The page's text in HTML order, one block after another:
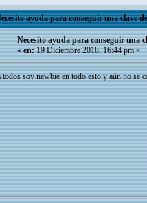
ayuda para conseguir una clave
Necesito ayuda para conseguir una
«en:19 Diciembre 2018, 16:44 pm »
todos soy newbie en todo esto y aún no se